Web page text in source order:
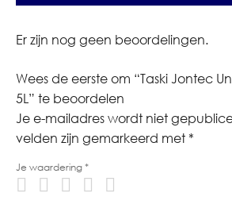
Er zijn nog geen beoordelingen.
Wees de eerste om “Taski Jontec
5L” te beoordelen
Je e-mailadres wordt niet
velden zijn gemarkeerd met *
Je waardering*